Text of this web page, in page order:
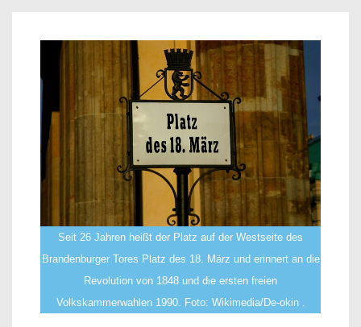
Seit 26 Jahren heißt der Platz auf der Westseite des
Brandenburger Tores Platz des 18. März und erinnert an die
Revolution von 1848 und die ersten freien
Volkskammerwahlen 1990. Foto: Wikimedia/De-okin .